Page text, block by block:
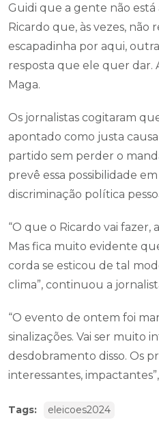
Guidi que a gente não
Ricardo que, às vezes, não
escapadinha por aqui,
resposta que ele quer dar.
Maga.
Os jornalistas cogitaram
apontado como justa
partido sem perder o
prevê essa possibilidade em
discriminação política
“O que o Ricardo vai fazer,
Mas fica muito evidente
corda se esticou de tal
clima”, continuou a
“O evento de ontem foi
sinalizações. Vai ser muito
desdobramento disso. Os
interessantes,
Tags: eleicoes2024